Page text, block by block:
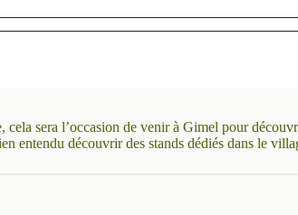
cela sera l’occasion de venir à Gimel pour
entendu découvrir des stands dédiés dans le